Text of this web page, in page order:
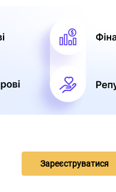
Зареєструватися